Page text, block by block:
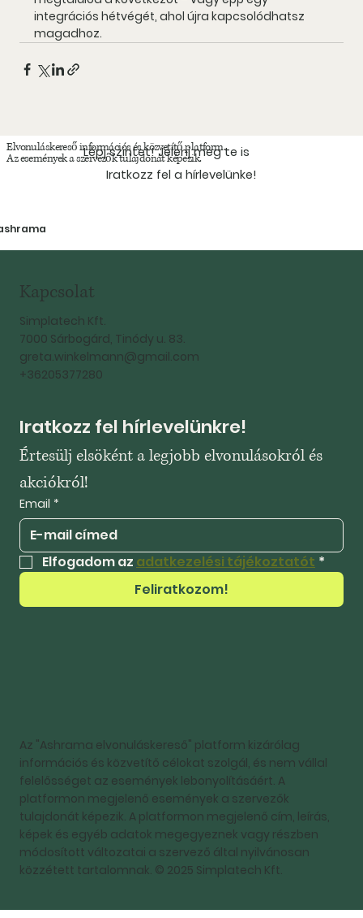
Iratkozz fel a hírlevelünke!
Elvonuláskereső információs és közvetítő platform.
Az események a szervezők tulajdonát képezik.
Lépj szintet! Jelenj meg te is
integrációs hétvégét, ahol újra kapcsolódhatsz
magadhoz.
Iratkozz fel hírlevelünkre!
Értesülj elsöként a legjobb elvonulásokról és
akciókról!
Email *
Elfogadom az adatkezelési tájékoztatót *
Feliratkozom!
Az "Ashrama elvonuláskereső" platform kizárólag
információs és közvetítő célokat szolgál, és nem vállal
felelősséget az események lebonyolításáért. A
platformon megjelenő események a szervezők
tulajdonát képezik. A platformon megjelenő cím, leírás,
képek és egyéb adatok megegyeznek vagy részben
módosított változatai a szervező által nyilvánosan
közzétett tartalomnak. © 2025 Simplatech Kft.
Kapcsolat
Simplatech Kft.
7000 Sárbogárd, Tinódy u. 83.
greta.winkelmann@gmail.com
+36205377280